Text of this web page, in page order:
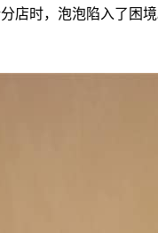
店时，泡泡陷入了困